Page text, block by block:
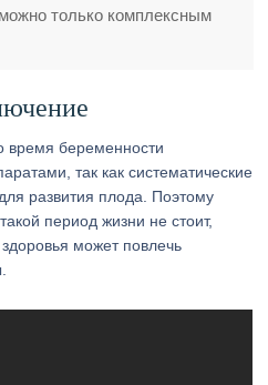
только комплексным
время беременности
так как систематические
развития плода. Поэтому
период жизни не стоит,
может повлечь